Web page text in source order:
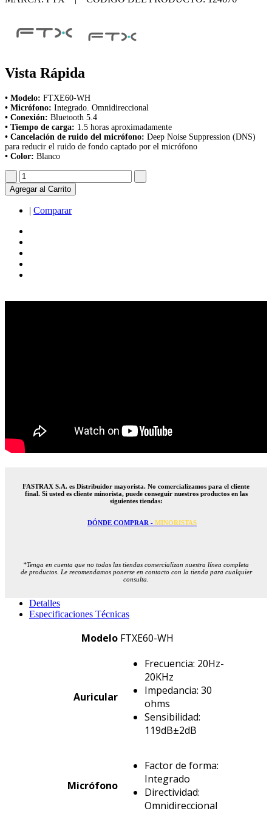
Vista Rápida
• Modelo: FTXE60-WH
• Micrófono: Integrado. Omnidireccional
• Conexión: Bluetooth 5.4
• Tiempo de carga: 1.5 horas aproximadamente
• Cancelación de ruido del micrófono: Deep Noise Suppression (DNS)
para reducir el ruido de fondo captado por el micrófono
• Color: Blanco
Agregar al Carrito
| Comparar
FASTRAX S.A. es Distribuidor mayorista. No comercializamos para el cliente
final. Si usted es cliente minorista, puede conseguir nuestros productos en las
siguientes tiendas:
DÓNDE COMPRAR - MINORISTAS
*Tenga en cuenta que no todas las tiendas comercializan nuestra línea completa
de productos. Le recomendamos ponerse en contacto con la tienda para cualquier
consulta.
Detalles
Especificaciones Técnicas
Modelo FTXE60-WH
Auricular
Frecuencia: 20Hz-
20KHz
Impedancia: 30
ohms
Sensibilidad:
119dB±2dB
Micrófono
Factor de forma:
Integrado
Directividad:
Omnidireccional